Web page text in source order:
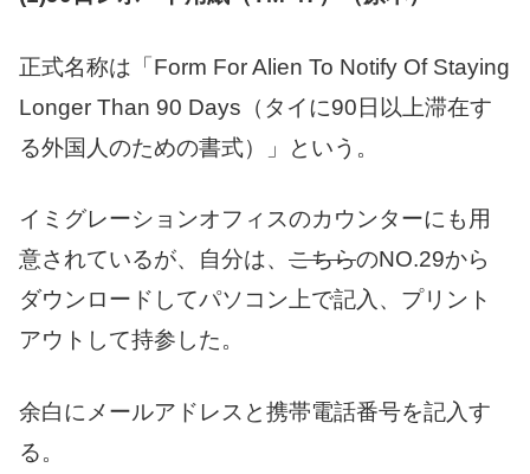
正式名称は「Form For Alien To Notify Of Staying
Longer Than 90 Days（タイに90日以上滞在す
る外国人のための書式）」という。
イミグレーションオフィスのカウンターにも用
意されているが、自分は、 こちらのNO.29から
ダウンロードしてパソコン上で記入、プリント
アウトして持参した。
余白にメールアドレスと携帯電話番号を記入す
る。